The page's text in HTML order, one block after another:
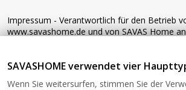
Impressum - Verantwortlich für den Betrieb
www.savashome.de und von SAVAS Home
senden Sie keine Waren ohne vorherige
SAVASHOME verwendet vier
Wenn Sie weitersurfen, stimmen Sie der